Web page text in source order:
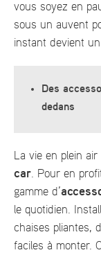
vous soyez en
sous un auvent
instant devient
Des
dedans
La vie en plein
car . Pour en
gamme d’
le quotidien.
chaises pliantes,
faciles à monter.